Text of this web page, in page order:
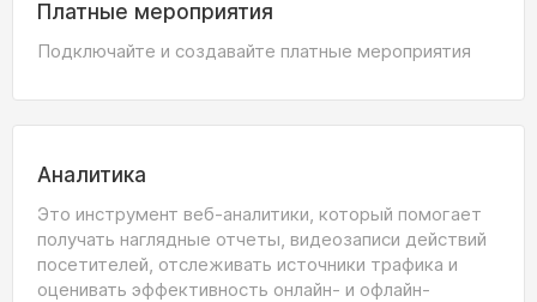
Платные мероприятия
Подключайте и создавайте платные мероприятия
Аналитика
Это инструмент веб-аналитики, который помогает
получать наглядные отчеты, видеозаписи действий
посетителей, отслеживать источники трафика и
оценивать эффективность онлайн- и офлайн-